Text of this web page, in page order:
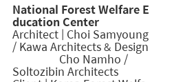
National Forest Welfare E
ducation Center
Architect | Choi Samyoung
/ Kawa Architects & Design
Cho Namho /
Soltozibin Architects